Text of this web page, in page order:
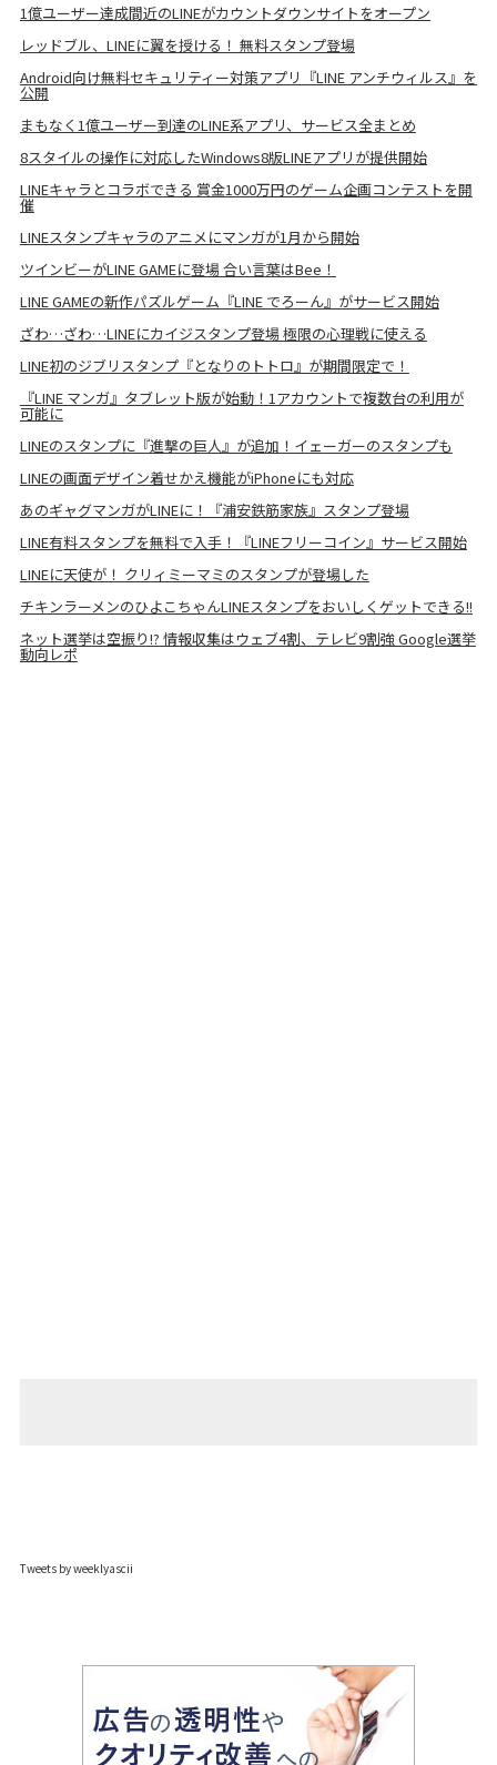
1億ユーザー達成間近のLINEがカウントダウンサイトをオープン
レッドブル、LINEに翼を授ける！ 無料スタンプ登場
Android向け無料セキュリティー対策アプリ『LINE アンチウィルス』を
公開
まもなく1億ユーザー到達のLINE系アプリ、サービス全まとめ
8スタイルの操作に対応したWindows8版LINEアプリが提供開始
LINEキャラとコラボできる 賞金1000万円のゲーム企画コンテストを開
催
LINEスタンプキャラのアニメにマンガが1月から開始
ツインビーがLINE GAMEに登場 合い言葉はBee！
LINE GAMEの新作パズルゲーム『LINE でろーん』がサービス開始
ざわ…ざわ…LINEにカイジスタンプ登場 極限の心理戦に使える
LINE初のジブリスタンプ『となりのトトロ』が期間限定で！
『LINE マンガ』タブレット版が始動！1アカウントで複数台の利用が
可能に
LINEのスタンプに『進撃の巨人』が追加！イェーガーのスタンプも
LINEの画面デザイン着せかえ機能がiPhoneにも対応
あのギャグマンガがLINEに！『浦安鉄筋家族』スタンプ登場
LINE有料スタンプを無料で入手！『LINEフリーコイン』サービス開始
LINEに天使が！ クリィミーマミのスタンプが登場した
チキンラーメンのひよこちゃんLINEスタンプをおいしくゲットできる!!
ネット選挙は空振り!? 情報収集はウェブ4割、テレビ9割強 Google選挙
動向レポ
Tweets by weeklyascii